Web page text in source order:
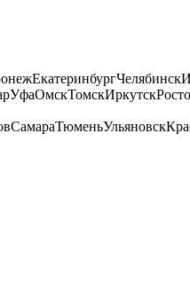
ЕкатеринбургЧелябинск
УфаОмскТомскИркутск
СамараТюменьУльяновск